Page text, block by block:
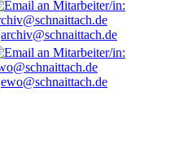
archiv@schnaittach.de
ewo@schnaittach.de